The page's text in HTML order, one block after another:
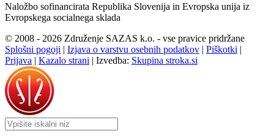
Naložbo sofinancirata Republika Slovenija in Evropska unija iz
Evropskega socialnega sklada
© 2008 - 2026 Združenje SAZAS k.o. - vse pravice pridržane
Splošni pogoji | Izjava o varstvu osebnih podatkov | Piškotki |
Prijava | Kazalo strani | Izvedba: Skupina stroka.si